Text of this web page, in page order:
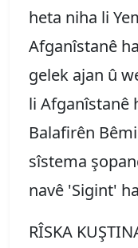
heta niha li
Afganîstanê
gelek ajan û
li Afganîstanê
Balafirên
sîstema
navê 'Sigint'
RÎSKA